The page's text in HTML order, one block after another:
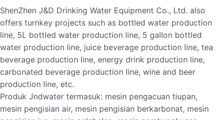
ShenZhen J&D Drinking Water Equipment Co., Ltd. also
offers turnkey projects such as bottled water production
line, 5L bottled water production line, 5 gallon bottled
water production line, juice beverage production line, tea
beverage production line, energy drink production line,
carbonated beverage production line, wine and beer
production line, etc.
Produk Jndwater termasuk: mesin pengacuan tiupan,
mesin pengisian air, mesin pengisian berkarbonat, mesin